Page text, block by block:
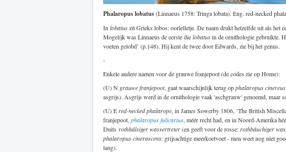
Phalaropus lobatus(Linnaeus 1758: Tringa lobata). Eng. red-necked
In lobatuszit Grieks lobos: oorlelletje. De naam drukt hetzelfde uit als het
Mogelijk was Linnaeus de eerste dielobatusin de ornithologie gebruikte.
voeten gelobd’ (p.148). Hij kent de twee door Edwards, zie bij het genus.
-
Enkele andere namen voor de grauwe franjepoot (de codes zie op Home):
(U) N grauwe franjepoot, gaat waarschijnlijk terug opphalaropus cinereus
asgrijs). Asgrijs werd in de ornithologie vaak 'aschgrauw' genoemd, maar
(U) Ered-necked phalarope, in James Sowerby 1806, ‘The British
franjepoot, phalaropus fulicarius, méér recht had, en in Noord-Amerika
Duits rothhälsiger wassertreter(en geeft voor de rosse:rothbäuchiger
phalaropus cinerascens: grijsachtige meerkoetvoet - men weet nog niet
lang).